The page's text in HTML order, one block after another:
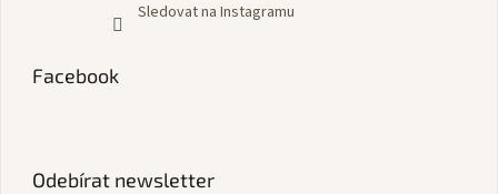
Sledovat na Instagramu
Facebook
Odebírat newsletter